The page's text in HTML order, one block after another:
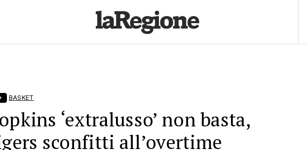
BASKET
‘extralusso’ non basta,
sconfitti all’overtime